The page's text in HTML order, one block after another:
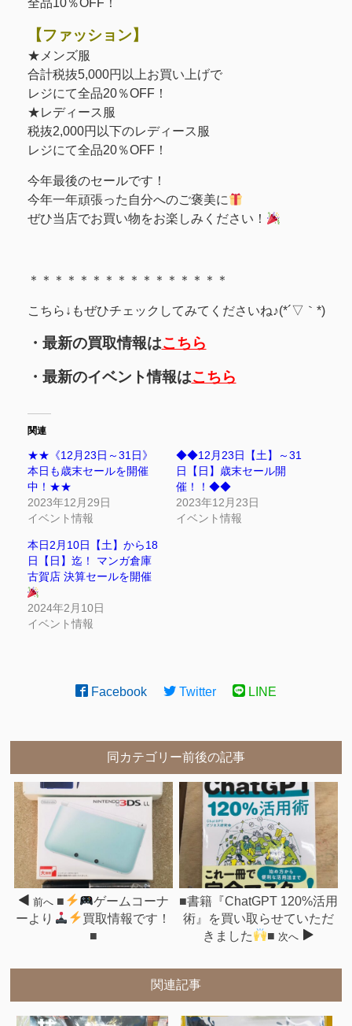
全品10％OFF！
【ファッション】
★メンズ服
合計税抜5,000円以上お買い上げで
レジにて全品20％OFF！
★レディース服
税抜2,000円以下のレディース服
レジにて全品20％OFF！
今年最後のセールです！
今年一年頑張った自分へのご褒美に
ぜひ当店でお買い物をお楽しみください！
＊＊＊＊＊＊＊＊＊＊＊＊＊＊＊＊
こちら↓もぜひチェックしてみてくださいね♪(*´▽｀*)
・最新の買取情報はこちら
・最新のイベント情報はこちら
関連
★★《12月23日～31日》
本日も歳末セールを開催
中！★★
2023年12月29日
イベント情報
◆◆12月23日【土】～31
日【日】歳末セール開
催！！◆◆
2023年12月23日
イベント情報
本日2月10日【土】から18
日【日】迄！ マンガ倉庫
古賀店 決算セールを開催
2024年2月10日
イベント情報
Facebook Twitter LINE
同カテゴリー前後の記事
前へ ■
ゲームコーナ
ーより
買取情報です！
■
■書籍『ChatGPT 120%活用
術』を買い取らせていただ
きました
■ 次へ
関連記事